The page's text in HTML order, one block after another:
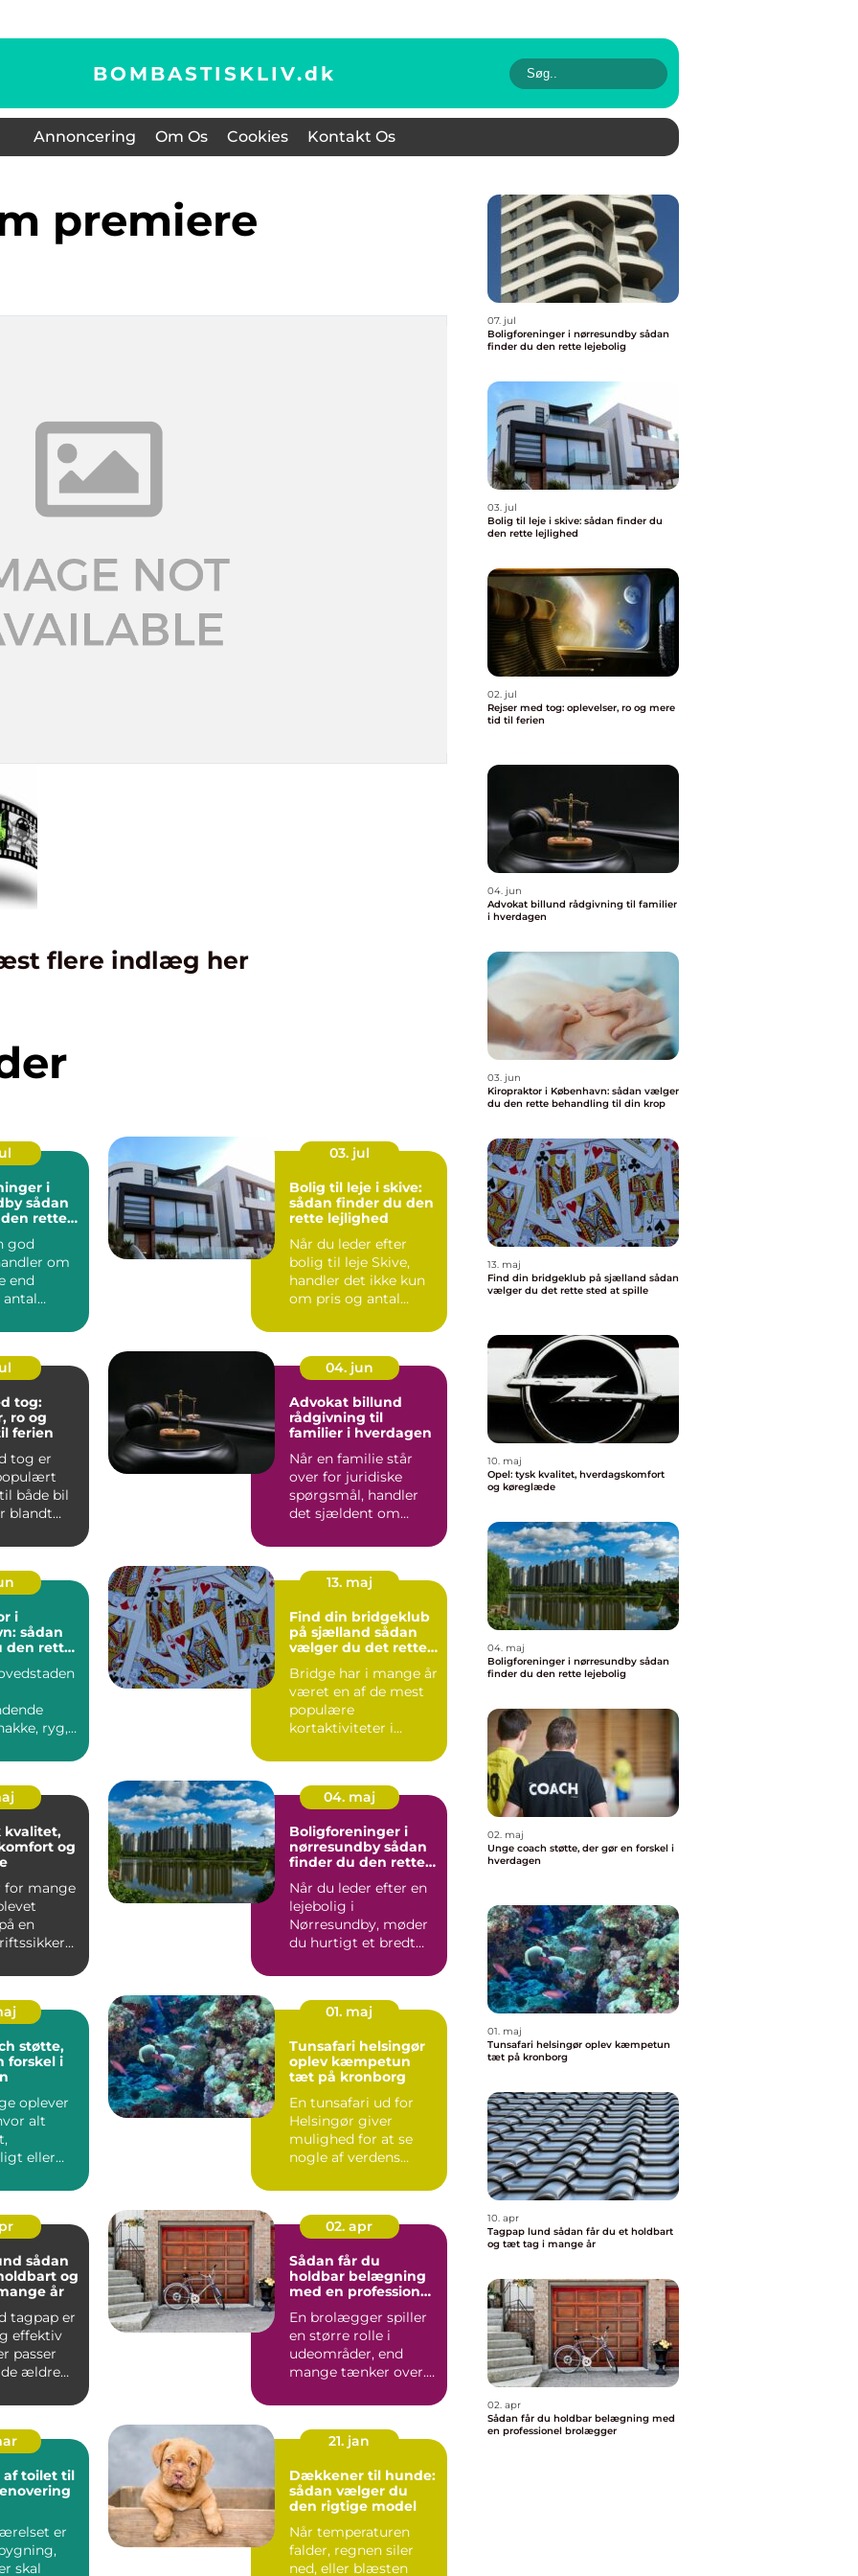
BOMBASTISKLIV.dk
Annoncering Om Os Cookies Kontakt Os
premiere
flere indlæg her
i
rette
god
om
end
antal
03. jul
Bolig til leje i skive:
sådan finder du den
rette lejlighed
Når du leder efter
bolig til leje Skive,
handler det ikke kun
om pris og antal
vælg...
tog:
ro og
ferien
tog er
både bil
blandt
04. jun
Advokat billund
rådgivning til
familier i hverdagen
Når en familie står
over for juridiske
spørgsmål, handler
det sjældent om
egen...
i
sådan
den rette
ryg,
13. maj
Find din bridgeklub
på sjælland sådan
vælger du det rette
Bridge har i mange år
været en af de mest
populære
kortaktiviteter i
Sjælland fi...
kvalitet,
og
for mange
en
04. maj
Boligforeninger i
nørresundby sådan
finder du den rette
Når du leder efter en
lejebolig i
Nørresundby, møder
du hurtigt et bredt
boligforeninger, ...
forskel i
oplever
alt
eller
01. maj
Tunsafari helsingør
oplev kæmpetun
tæt på kronborg
En tunsafari ud for
Helsingør giver
mulighed for at se
nogle af verdens
rovfisk hel...
og
år
tagpap er
effektiv
passer
ældre
02. apr
Sådan får du
holdbar belægning
med en professionel
En brolægger spiller
en større rolle i
udeområder, end
mange tænker over.
af toilet til
er
skal
21. jan
Dækkener til hunde:
sådan vælger du
den rigtige model
Når temperaturen
falder, regnen siler
ned, eller blæsten
07. jul
Boligforeninger i nørresundby sådan
finder du den rette lejebolig
03. jul
Bolig til leje i skive: sådan finder du
den rette lejlighed
02. jul
Rejser med tog: oplevelser, ro og mere
tid til ferien
04. jun
Advokat billund rådgivning til familier
i hverdagen
03. jun
Kiropraktor i København: sådan vælger
du den rette behandling til din krop
13. maj
Find din bridgeklub på sjælland sådan
vælger du det rette sted at spille
10. maj
Opel: tysk kvalitet, hverdagskomfort
og køreglæde
04. maj
Boligforeninger i nørresundby sådan
finder du den rette lejebolig
02. maj
Unge coach støtte, der gør en forskel i
hverdagen
01. maj
Tunsafari helsingør oplev kæmpetun
tæt på kronborg
10. apr
Tagpap lund sådan får du et holdbart
og tæt tag i mange år
02. apr
Sådan får du holdbar belægning med
en professionel brolægger